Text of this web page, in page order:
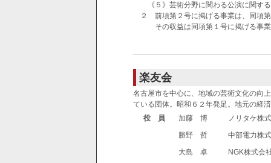
《５》芸術分野に関わる公演に関する
２ 前項第２号に掲げる事業は、同項第
その収益は同項第１号に掲げる事業
楽友会
名古屋市を中心に、地域の芸術文化の向
ている団体。昭和６２年発足。地元の経
役 員
加藤 博
ノリタケ株
勝野 哲
中部電力株
大島 卓
NGK株式会